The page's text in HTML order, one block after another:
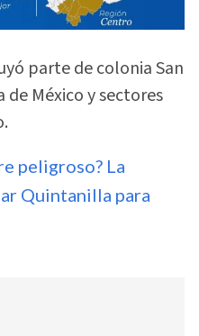
parte de colonia San
de México y sectores
peligroso? La
Quintanilla para